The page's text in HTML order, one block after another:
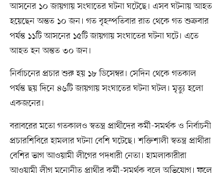
আসনের ১০ জায়গায় সংঘাতের ঘটনা ঘটেছে। এসব ঘটনায় আহত
হয়েছেন অন্তত ১০ জন। গত বৃহস্পতিবার রাত থেকে গত শুক্রবার
পর্যন্ত ১১টি আসনের ১৫টি জায়গায় সংঘাতের ঘটনা ঘটে। এতে
আহত হন অন্তত ৩০ জন।
নির্বাচনের প্রচার শুরু হয় ১৮ ডিসেম্বর। সেদিন থেকে গতকাল
পর্যন্ত ছয় দিনে ৪৬টি জায়গায় সংঘাতের ঘটনা ঘটল। মৃত্যু হলো
একজনের।
বরাবরের মতো গতকালও স্বতন্ত্র প্রার্থীদের কর্মী-সমর্থক ও নির্বাচনী
প্রচারশিবিরে হামলার ঘটনা বেশি ঘটেছে। শক্তিশালী স্বতন্ত্র প্রার্থীরা
বেশির ভাগ আওয়ামী লীগের পদধারী নেতা। হামলাকারীরা